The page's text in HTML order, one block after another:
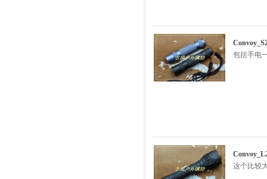
包括手电
这个比较